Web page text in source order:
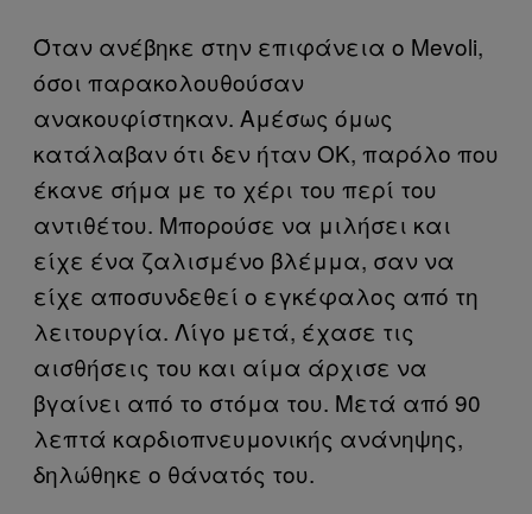
Όταν ανέβηκε στην επιφάνεια ο Mevoli,
όσοι παρακολουθούσαν
ανακουφίστηκαν. Αμέσως όμως
κατάλαβαν ότι δεν ήταν ΟΚ, παρόλο που
έκανε σήμα με το χέρι του περί του
αντιθέτου. Μπορούσε να μιλήσει και
είχε ένα ζαλισμένο βλέμμα, σαν να
είχε αποσυνδεθεί ο εγκέφαλος από τη
λειτουργία. Λίγο μετά, έχασε τις
αισθήσεις του και αίμα άρχισε να
βγαίνει από το στόμα του. Μετά από 90
λεπτά καρδιοπνευμονικής ανάνηψης,
δηλώθηκε ο θάνατός του.